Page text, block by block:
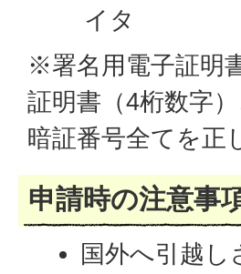
イタ
※署名用電子証明
証明書（4桁数字
暗証番号全てを正
申請時の注意事
国外へ引越